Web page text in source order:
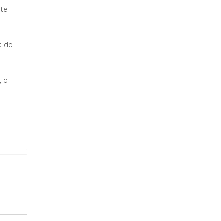
do
o